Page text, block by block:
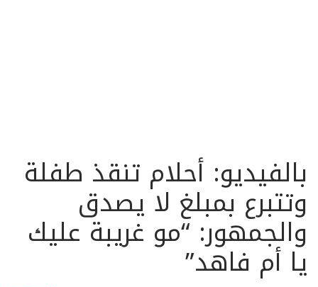
بالفيديو: أحلام تنقذ طفلة
وتتبرع بمبلغ لا يصدق
والجمهور: “مو غريبة عليك
يا أم فاهد”